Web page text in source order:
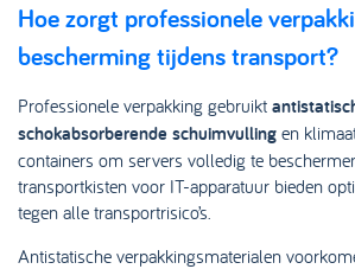
Hoe zorgt professionele
bescherming tijdens transport?
Professionele verpakking gebruikt
schokabsorberende schuimvulling en
containers om servers volledig te
transportkisten voor IT-apparatuur bieden
tegen alle transportrisico’s.
Antistatische verpakkingsmaterialen